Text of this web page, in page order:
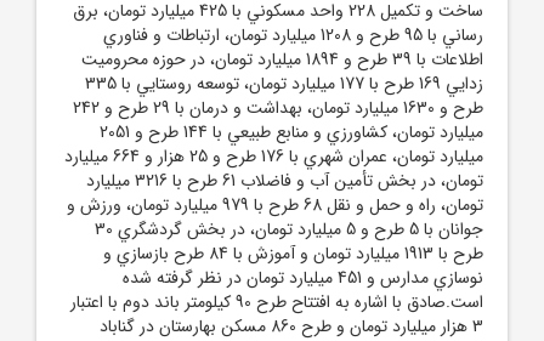
ساخت و تکميل 228 واحد مسکوني با 425 ميليارد تومان، برق‌
رساني با 95 طرح و 1208 ميليارد تومان، ارتباطات و فناوري
اطلاعات با 39 طرح و 1894 ميليارد تومان، در حوزه محروميت‌
زدايي 169 طرح با 177 ميليارد تومان، توسعه روستايي با 335
طرح و 1630 ميليارد تومان، بهداشت و درمان با 29 طرح و 242
ميليارد تومان، کشاورزي و منابع طبيعي با 144 طرح و 2051
ميليارد تومان، عمران شهري با 176 طرح و 25 هزار و 664 ميليارد
تومان، در بخش تأمين آب و فاضلاب 61 طرح با 3216 ميليارد
تومان، راه و حمل‌ و نقل 68 طرح با 979 ميليارد تومان، ورزش و
جوانان با 5 طرح و 5 ميليارد تومان، در بخش گردشگري 30
طرح با 1913 ميليارد تومان و آموزش با 84 طرح بازسازي و
نوسازي مدارس و 451 ميليارد تومان در نظر گرفته شده
است.صادق با اشاره به افتتاح طرح 90 کيلومتر باند دوم با اعتبار
3 هزار ميليارد تومان و طرح 860 مسکن بهارستان در گناباد